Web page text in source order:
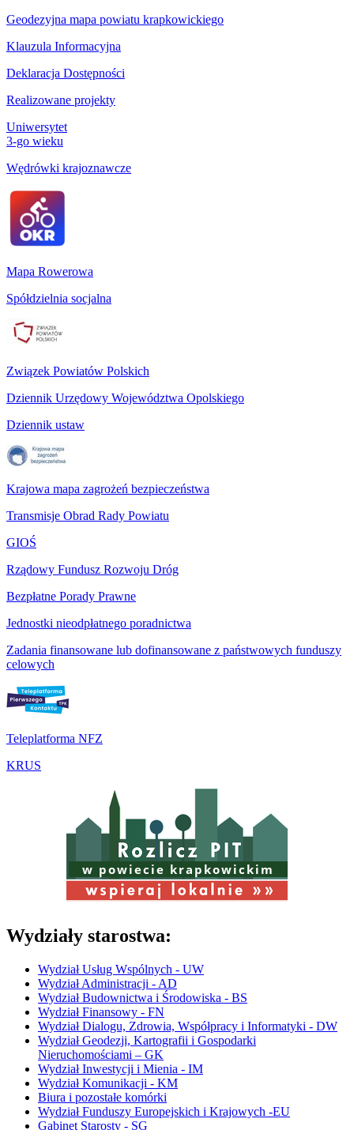
Geodezyjna mapa powiatu krapkowickiego
Klauzula Informacyjna
Deklaracja Dostępności
Realizowane projekty
Uniwersytet
3-go wieku
Wędrówki krajoznawcze
Mapa Rowerowa
Spółdzielnia socjalna
Związek Powiatów Polskich
Dziennik Urzędowy Województwa Opolskiego
Dziennik ustaw
Krajowa mapa zagrożeń bezpieczeństwa
Transmisje Obrad Rady Powiatu
GIOŚ
Rządowy Fundusz Rozwoju Dróg
Bezpłatne Porady Prawne
Jednostki nieodpłatnego poradnictwa
Zadania finansowane lub dofinansowane z państwowych funduszy
celowych
Teleplatforma NFZ
KRUS
w powiecie krapkowickim
Wydziały starostwa:
Wydział Usług Wspólnych - UW
Wydział Administracji - AD
Wydział Budownictwa i Środowiska - BS
Wydział Finansowy - FN
Wydział Dialogu, Zdrowia, Współpracy i Informatyki - DW
Wydział Geodezji, Kartografii i Gospodarki
Nieruchomościami – GK
Wydział Inwestycji i Mienia - IM
Wydział Komunikacji - KM
Biura i pozostałe komórki
Wydział Funduszy Europejskich i Krajowych -EU
Gabinet Starosty - SG